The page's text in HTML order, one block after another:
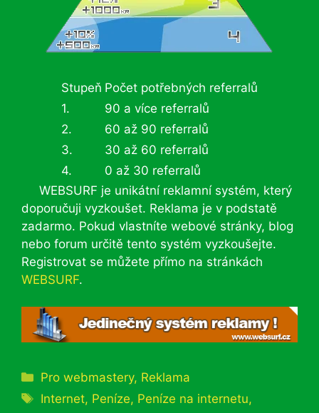
Stupeň Počet potřebných referralů
1.
90 a více referralů
2.
60 až 90 referralů
3.
30 až 60 referralů
4.
0 až 30 referralů
WEBSURF je unikátní reklamní systém, který
doporučuji vyzkoušet. Reklama je v podstatě
zadarmo. Pokud vlastníte webové stránky, blog
nebo forum určitě tento systém vyzkoušejte.
Registrovat se můžete přímo na stránkách
WEBSURF.
Rubriky
Pro webmastery, Reklama
Štítky
Internet, Peníze, Peníze na internetu,